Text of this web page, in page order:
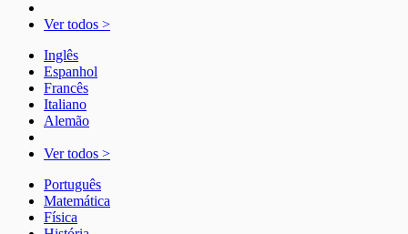
Ver todos >
Inglês
Espanhol
Francês
Italiano
Alemão
Ver todos >
Português
Matemática
Física